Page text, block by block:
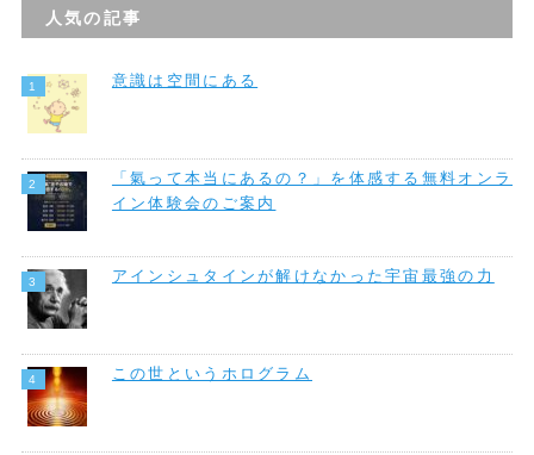
人気の記事
意識は空間にある
「氣って本当にあるの？」を体感する無料オンラ
イン体験会のご案内
アインシュタインが解けなかった宇宙最強の力
この世というホログラム